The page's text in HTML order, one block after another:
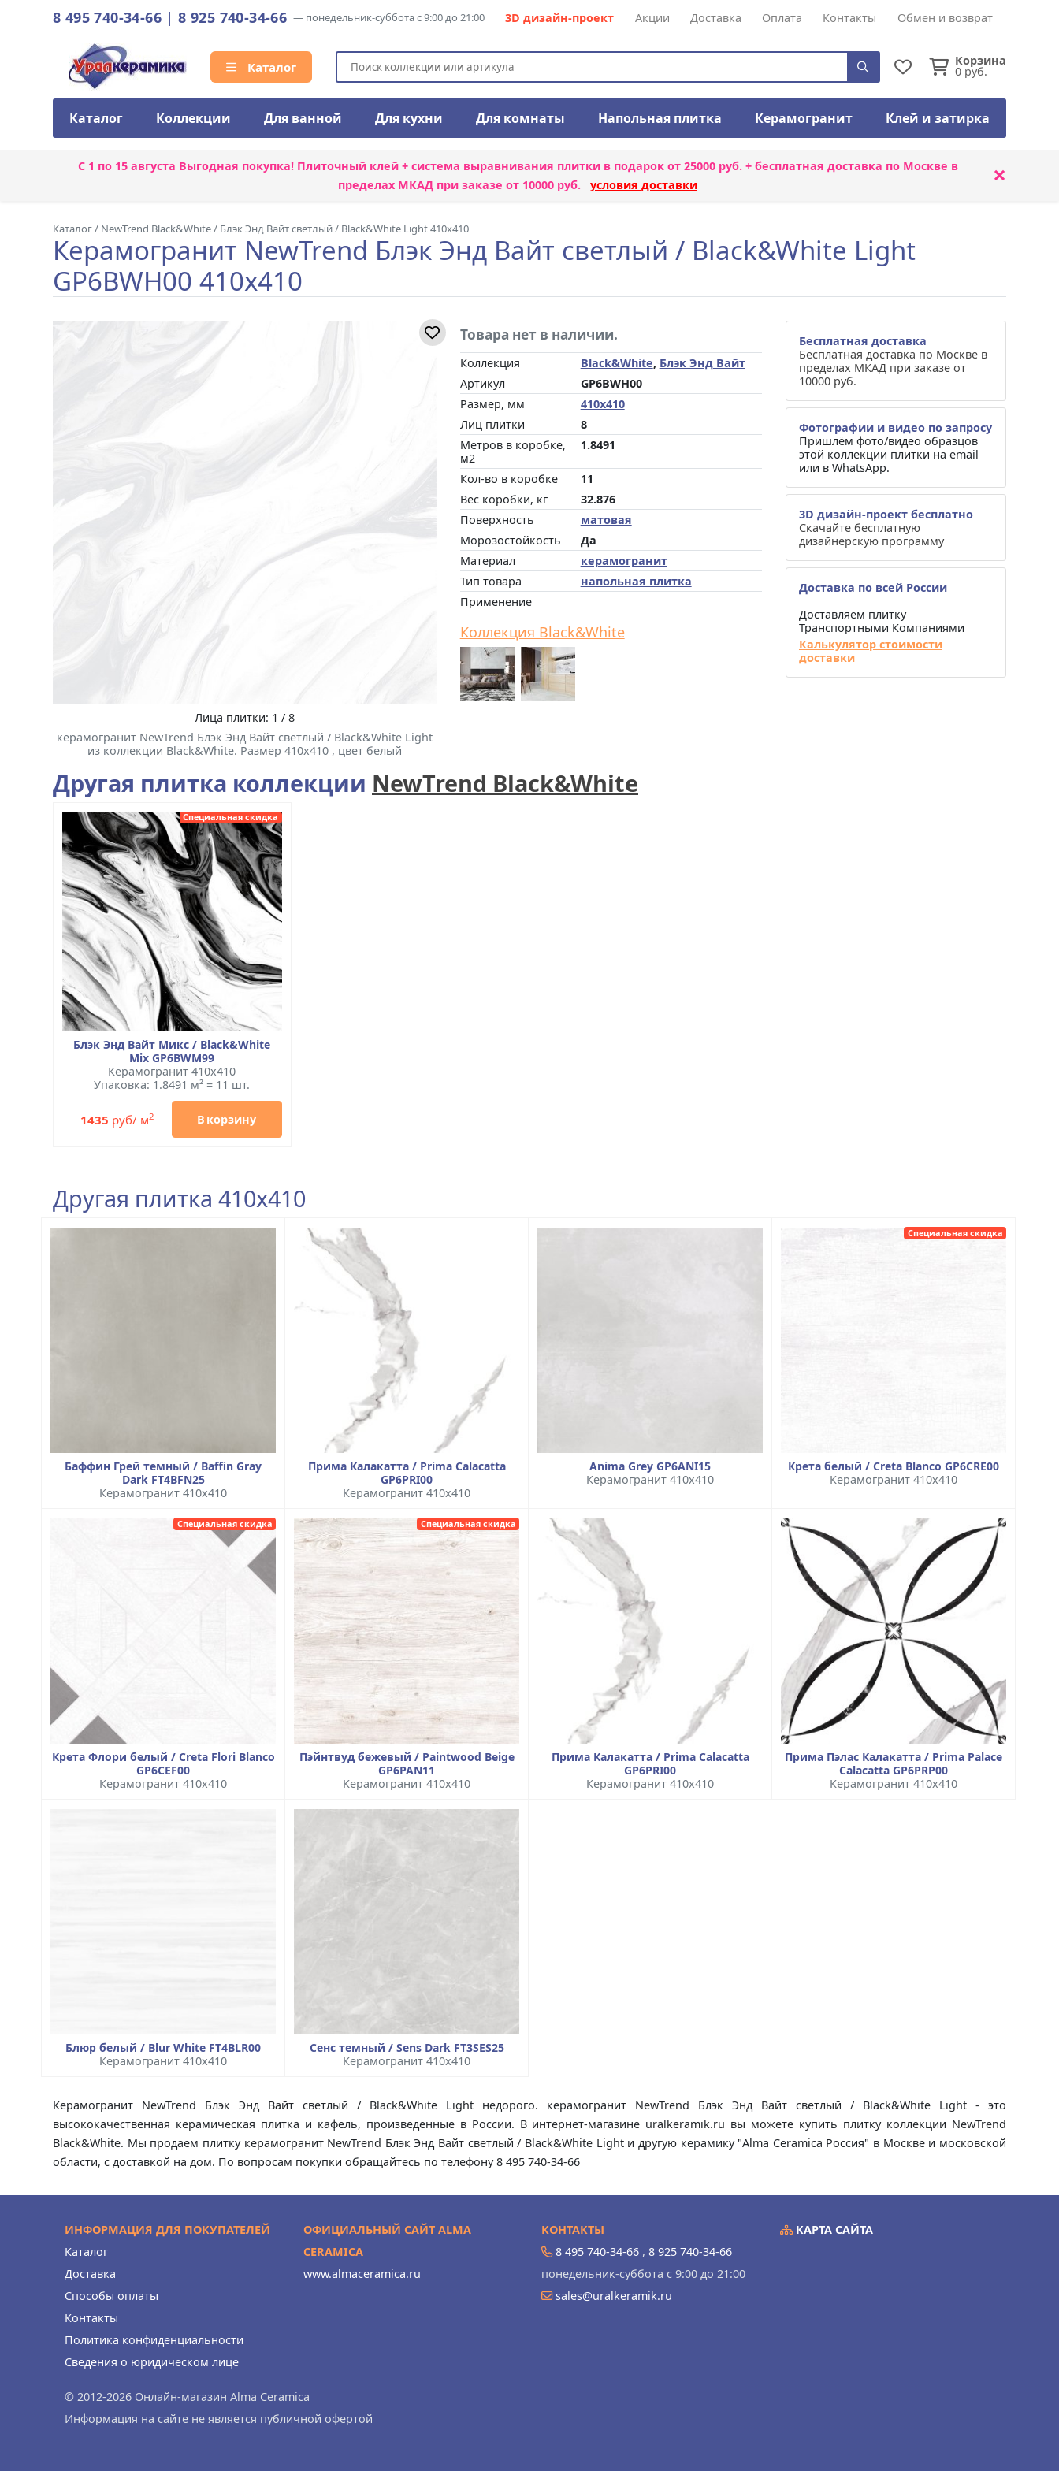
8 495 740-34-66 |8 925 740-34-66 — понедельник-суббота с 9:00 до 21:00 3D дизайн-проект Акции Доставка Оплата Контакты Обмен и возврат
Каталог Корзина
0 руб.
Каталог Коллекции Для ванной Для кухни Для комнаты Напольная плитка Керамогранит Клей и затирка
С 1 по 15 августа Выгодная покупка! Плиточный клей + система выравнивания плиткив подарок от 25000 руб. + бесплатная доставка по Москве в
пределах МКАД при заказе от 10000 руб. условия доставки ×
Каталог/ NewTrend Black&White/ Блэк Энд Вайт светлый / Black&White Light 410x410
Керамогранит NewTrend Блэк Энд Вайт светлый / Black&White Light
GP6BWH00 410x410
Лица плитки: 1 / 8
керамогранит NewTrend Блэк Энд Вайт светлый / Black&White Light
из коллекции Black&White. Размер 410x410 , цвет белый
Товара нет в наличии.
Коллекция Black&White, Блэк Энд Вайт
Артикул
GP6BWH00
Размер, мм
410x410
Лиц плитки
8
Метров в коробке,
м2
1.8491
Кол-во в коробке
11
Вес коробки, кг
32.876
Поверхность
матовая
Морозостойкость
Да
Материал
керамогранит
Тип товара
напольная плитка
Применение
Коллекция Black&White
Бесплатная доставка
Бесплатная доставка по Москве в
пределах МКАД при заказе от
10000 руб.
Фотографии и видео по запросу
Пришлём фото/видео образцов
этой коллекции плитки на email
или в WhatsApp.
3D дизайн-проект бесплатно
Скачайте бесплатную
дизайнерскую программу
Доставка по всей России
Доставляем плитку
Транспортными Компаниями
Калькулятор стоимости
доставки
Другая плитка коллекции NewTrend Black&White
Специальная скидка
Блэк Энд Вайт Микс / Black&White
Mix GP6BWM99
Керамогранит 410x410
Упаковка: 1.8491 м² = 11 шт.
1435 руб/ м2 В корзину
Другая плитка 410x410
Баффин Грей темный / Baffin Gray
Dark FT4BFN25
Керамогранит 410x410
Прима Калакатта / Prima Calacatta
GP6PRI00
Керамогранит 410x410
Anima Grey GP6ANI15
Керамогранит 410x410
Специальная скидка
Крета белый / Creta Blanco GP6CRE00
Керамогранит 410x410
Специальная скидка
Крета Флори белый / Creta Flori Blanco
GP6CEF00
Керамогранит 410x410
Специальная скидка
Пэйнтвуд бежевый / Paintwood Beige
GP6PAN11
Керамогранит 410x410
Прима Калакатта / Prima Calacatta
GP6PRI00
Керамогранит 410x410
Прима Пэлас Калакатта / Prima Palace
Calacatta GP6PRP00
Керамогранит 410x410
Блюр белый / Blur White FT4BLR00
Керамогранит 410x410
Сенс темный / Sens Dark FT3SES25
Керамогранит 410x410
Керамогранит NewTrend Блэк Энд Вайт светлый / Black&White Light недорого. керамогранит NewTrend Блэк Энд Вайт светлый / Black&White Light - это
высококачественная керамическая плитка и кафель, произведенные в России. В интернет-магазине uralkeramik.ru вы можете купить плитку коллекции NewTrend
Black&White. Мы продаем плитку керамогранит NewTrend Блэк Энд Вайт светлый / Black&White Light и другую керамику "Alma Ceramica Россия" в Москве и московской
области, с доставкой на дом. По вопросам покупки обращайтесь по телефону 8 495 740-34-66
ИНФОРМАЦИЯ ДЛЯ ПОКУПАТЕЛЕЙ
Каталог
Доставка
Способы оплаты
Контакты
Политика конфиденциальности
Сведения о юридическом лице
ОФИЦИАЛЬНЫЙ САЙТ ALMA
CERAMICA
www.almaceramica.ru
КОНТАКТЫ
8 495 740-34-66 , 8 925 740-34-66
понедельник-суббота с 9:00 до 21:00
sales@uralkeramik.ru
КАРТА САЙТА
© 2012-2026 Онлайн-магазин Alma Ceramica
Информация на сайте не является публичной офертой